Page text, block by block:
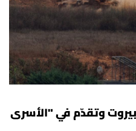
Digital solutions
وتقدّم في "الأسرى